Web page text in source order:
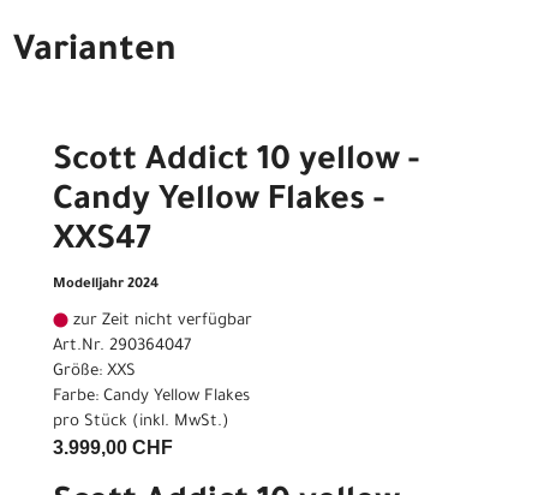
Varianten
Scott Addict 10 yellow -
Candy Yellow Flakes -
XXS47
Modelljahr 2024
zur Zeit nicht verfügbar
Art.Nr. 290364047
Größe: XXS
Farbe: Candy Yellow Flakes
pro Stück (inkl. MwSt.)
3.999,00 CHF